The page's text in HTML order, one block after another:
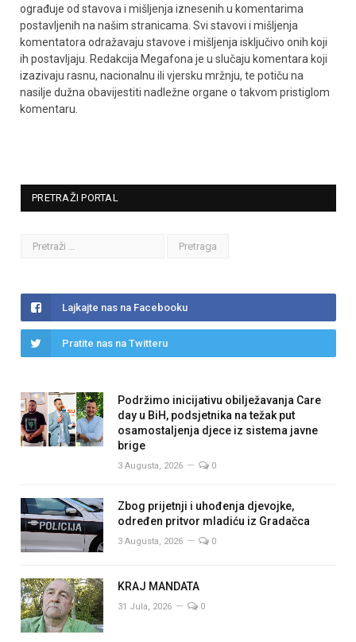
ograđuje od stavova i mišljenja iznesenih u komentarima
postavljenih na našim stranicama. Svi stavovi i mišljenja
komentatora odražavaju stavove i mišljenja isključivo onih koji
ih postavljaju. Redakcija Megafona je u slučaju komentara koji
izazivaju rasnu, nacionalnu ili vjersku mržnju, te potiču na
nasilje dužna obavijestiti nadležne organe o takvom pristiglom
komentaru.
PRETRAŽI PORTAL
Lajkajte nas na Facebooku
Pratite nas na Twitteru
Podržimo inicijativu obilježavanja Care
day u BiH, podsjetnika na težak put
osamostaljenja djece iz sistema javne
brige
3 Augusta, 2026 0
Zbog prijetnji i uhođenja djevojke,
određen pritvor mladiću iz Gradačca
3 Augusta, 2026 0
KRAJ MANDATA
31 Jula, 2026 0